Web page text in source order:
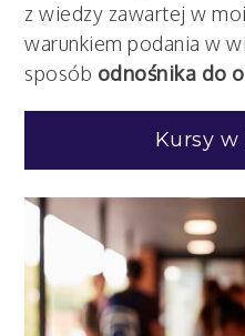
z wiedzy zawartej w
warunkiem podania w
sposób odnośnika do
Kursy w